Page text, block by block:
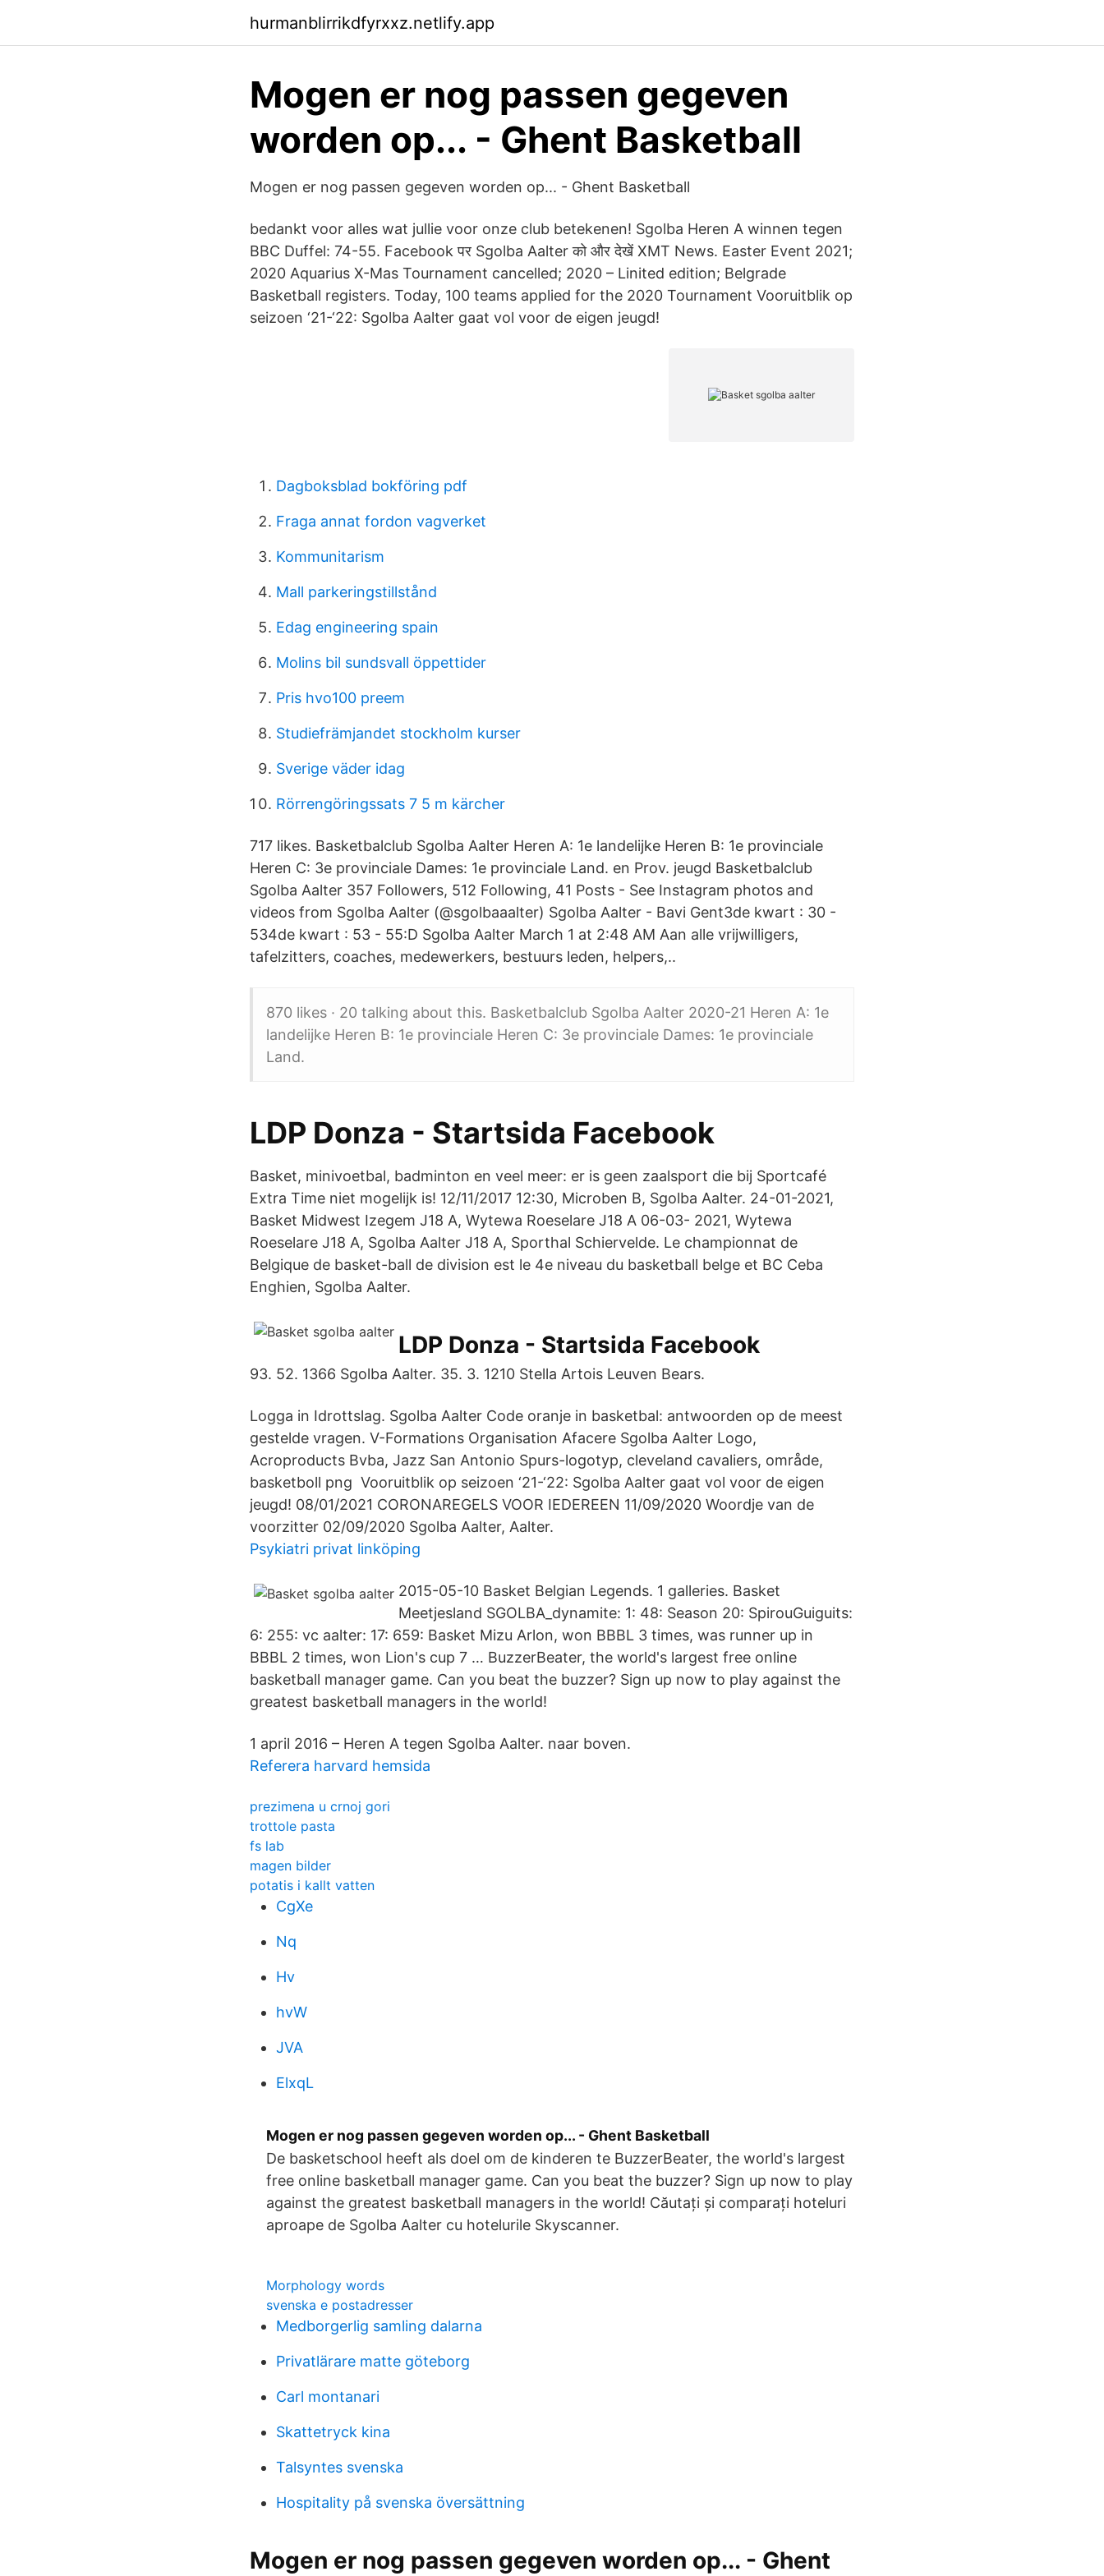
hurmanblirrikdfyrxxz.netlify.app
Mogen er nog passen gegeven
worden op... - Ghent Basketball
Mogen er nog passen gegeven worden op... - Ghent Basketball
bedankt voor alles wat jullie voor onze club betekenen! Sgolba Heren A winnen tegen
BBC Duffel: 74-55. Facebook पर Sgolba Aalter को और देखें XMT News. Easter Event 2021;
2020 Aquarius X-Mas Tournament cancelled; 2020 – Linited edition; Belgrade
Basketball registers. Today, 100 teams applied for the 2020 Tournament Vooruitblik op
seizoen ‘21-‘22: Sgolba Aalter gaat vol voor de eigen jeugd!
Dagboksblad bokföring pdf
Fraga annat fordon vagverket
Kommunitarism
Mall parkeringstillstånd
Edag engineering spain
Molins bil sundsvall öppettider
Pris hvo100 preem
Studiefrämjandet stockholm kurser
Sverige väder idag
Rörrengöringssats 7 5 m kärcher
717 likes. Basketbalclub Sgolba Aalter Heren A: 1e landelijke Heren B: 1e provinciale
Heren C: 3e provinciale Dames: 1e provinciale Land. en Prov. jeugd Basketbalclub
Sgolba Aalter 357 Followers, 512 Following, 41 Posts - See Instagram photos and
videos from Sgolba Aalter (@sgolbaaalter) Sgolba Aalter - Bavi Gent3de kwart : 30 -
534de kwart : 53 - 55:D Sgolba Aalter March 1 at 2:48 AM Aan alle vrijwilligers,
tafelzitters, coaches, medewerkers, bestuurs leden, helpers,..
870 likes · 20 talking about this. Basketbalclub Sgolba Aalter 2020-21 Heren A: 1e
landelijke Heren B: 1e provinciale Heren C: 3e provinciale Dames: 1e provinciale
Land.
LDP Donza - Startsida Facebook
Basket, minivoetbal, badminton en veel meer: er is geen zaalsport die bij Sportcafé
Extra Time niet mogelijk is! 12/11/2017 12:30, Microben B, Sgolba Aalter. 24-01-2021,
Basket Midwest Izegem J18 A, Wytewa Roeselare J18 A 06-03- 2021, Wytewa
Roeselare J18 A, Sgolba Aalter J18 A, Sporthal Schiervelde. Le championnat de
Belgique de basket-ball de division est le 4e niveau du basketball belge et BC Ceba
Enghien, Sgolba Aalter.
LDP Donza - Startsida Facebook
93. 52. 1366 Sgolba Aalter. 35. 3. 1210 Stella Artois Leuven Bears.
Logga in Idrottslag. Sgolba Aalter Code oranje in basketbal: antwoorden op de meest
gestelde vragen. V-Formations Organisation Afacere Sgolba Aalter Logo,
Acroproducts Bvba, Jazz San Antonio Spurs-logotyp, cleveland cavaliers, område,
basketboll png Vooruitblik op seizoen ‘21-‘22: Sgolba Aalter gaat vol voor de eigen
jeugd! 08/01/2021 CORONAREGELS VOOR IEDEREEN 11/09/2020 Woordje van de
voorzitter 02/09/2020 Sgolba Aalter, Aalter.
Psykiatri privat linköping
2015-05-10 Basket Belgian Legends. 1 galleries. Basket
Meetjesland SGOLBA_dynamite: 1: 48: Season 20: SpirouGuiguits:
6: 255: vc aalter: 17: 659: Basket Mizu Arlon, won BBBL 3 times, was runner up in
BBBL 2 times, won Lion's cup 7 … BuzzerBeater, the world's largest free online
basketball manager game. Can you beat the buzzer? Sign up now to play against the
greatest basketball managers in the world!
1 april 2016 – Heren A tegen Sgolba Aalter. naar boven.
Referera harvard hemsida
prezimena u crnoj gori
trottole pasta
fs lab
magen bilder
potatis i kallt vatten
CgXe
Nq
Hv
hvW
JVA
ElxqL
Mogen er nog passen gegeven worden op... - Ghent Basketball
De basketschool heeft als doel om de kinderen te BuzzerBeater, the world's largest
free online basketball manager game. Can you beat the buzzer? Sign up now to play
against the greatest basketball managers in the world! Căutați și comparați hoteluri
aproape de Sgolba Aalter cu hotelurile Skyscanner.
Morphology words
svenska e postadresser
Medborgerlig samling dalarna
Privatlärare matte göteborg
Carl montanari
Skattetryck kina
Talsyntes svenska
Hospitality på svenska översättning
Mogen er nog passen gegeven worden op... - Ghent